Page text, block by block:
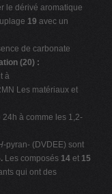
le dérivé aromatique
19 avec un
de carbonate
(20) :
à
Les matériaux et
à comme les 1,2-
-pyran- (DVDEE) sont
Les composés 14 et 15
qui ont des